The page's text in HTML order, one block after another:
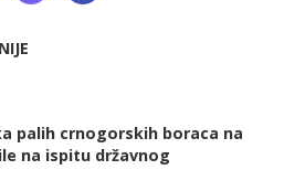
palih crnogorskih boraca na
na ispitu državnog